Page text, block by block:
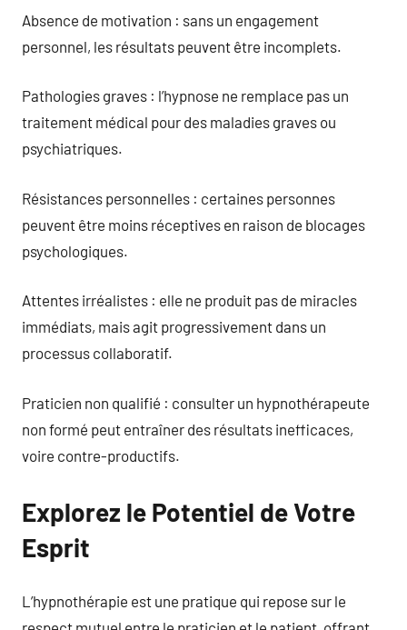
Absence de motivation : sans un engagement
personnel, les résultats peuvent être incomplets.
Pathologies graves : l’hypnose ne remplace pas un
traitement médical pour des maladies graves ou
psychiatriques.
Résistances personnelles : certaines personnes
peuvent être moins réceptives en raison de blocages
psychologiques.
Attentes irréalistes : elle ne produit pas de miracles
immédiats, mais agit progressivement dans un
processus collaboratif.
Praticien non qualifié : consulter un hypnothérapeute
non formé peut entraîner des résultats inefficaces,
voire contre-productifs.
Explorez le Potentiel de Votre
Esprit
L’hypnothérapie est une pratique qui repose sur le